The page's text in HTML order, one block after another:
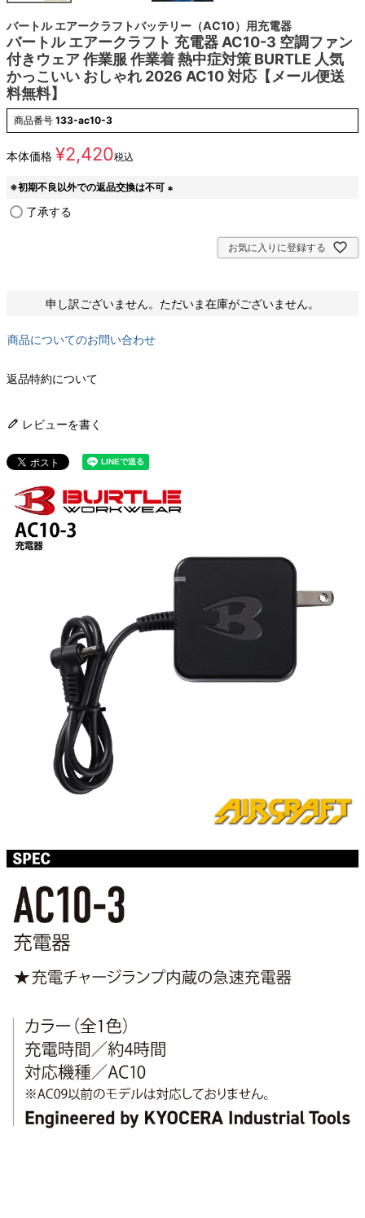
バートル エアークラフトバッテリー（AC10）用充電器
バートル エアークラフト 充電器 AC10-3 空調ファン
付きウェア 作業服 作業着 熱中症対策 BURTLE 人気
かっこいい おしゃれ 2026 AC10 対応【メール便送
料無料】
商品番号 133-ac10-3
本体価格 ¥2,420税込
※初期不良以外での返品交換は不可
了承する
お気に入りに登録する
申し訳ございません。ただいま在庫がございません。
商品についてのお問い合わせ
返品特約について
レビューを書く